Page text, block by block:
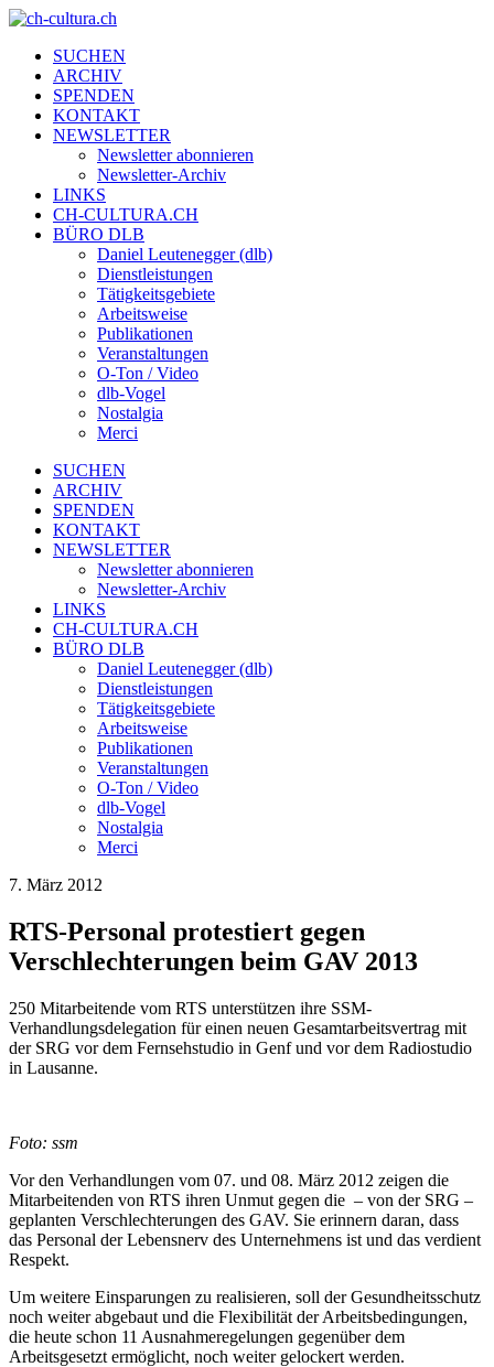
SUCHEN
ARCHIV
SPENDEN
KONTAKT
NEWSLETTER
Newsletter abonnieren
Newsletter-Archiv
LINKS
CH-CULTURA.CH
BÜRO DLB
Daniel Leutenegger (dlb)
Dienstleistungen
Tätigkeitsgebiete
Arbeitsweise
Publikationen
Veranstaltungen
O-Ton / Video
dlb-Vogel
Nostalgia
Merci
SUCHEN
ARCHIV
SPENDEN
KONTAKT
NEWSLETTER
Newsletter abonnieren
Newsletter-Archiv
LINKS
CH-CULTURA.CH
BÜRO DLB
Daniel Leutenegger (dlb)
Dienstleistungen
Tätigkeitsgebiete
Arbeitsweise
Publikationen
Veranstaltungen
O-Ton / Video
dlb-Vogel
Nostalgia
Merci
7. März 2012
RTS-Personal protestiert gegen
Verschlechterungen beim GAV 2013
250 Mitarbeitende vom RTS unterstützen ihre SSM-
Verhandlungsdelegation für einen neuen Gesamtarbeitsvertrag mit
der SRG vor dem Fernsehstudio in Genf und vor dem Radiostudio
in Lausanne.
Foto: ssm
Vor den Verhandlungen vom 07. und 08. März 2012 zeigen die
Mitarbeitenden von RTS ihren Unmut gegen die – von der SRG –
geplanten Verschlechterungen des GAV. Sie erinnern daran, dass
das Personal der Lebensnerv des Unternehmens ist und das verdient
Respekt.
Um weitere Einsparungen zu realisieren, soll der Gesundheitsschutz
noch weiter abgebaut und die Flexibilität der Arbeitsbedingungen,
die heute schon 11 Ausnahmeregelungen gegenüber dem
Arbeitsgesetzt ermöglicht, noch weiter gelockert werden.